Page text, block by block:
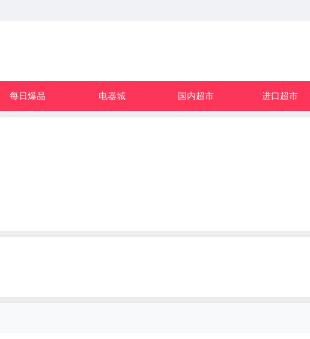
每日爆品 电器城 国内超市 进口超市